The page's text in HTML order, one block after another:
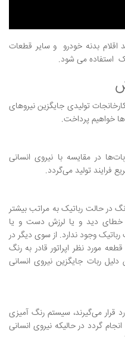
اقلام بدنه خودرو و سایر قطعات
استفاده می شود.
تولیدی جایگزین نیروهای
خواهیم پرداخت.
در مقایسه با نیروی انسانی
فرایند تولید می‌گردد.
حالت رباتیک به مراتب بیشتر
خطای دید و یا لرزش دست و یا
وجود ندارد. از سوی دیگر در
مورد نظر اپراتور قادر به رنگ
ربات جایگزین نیروی انسانی
قرار می‌گیرند، سیستم رنگ آمیزی
انجام گردد در حالیکه نیروی انسانی